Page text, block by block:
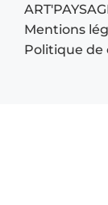
Mentions
Politique